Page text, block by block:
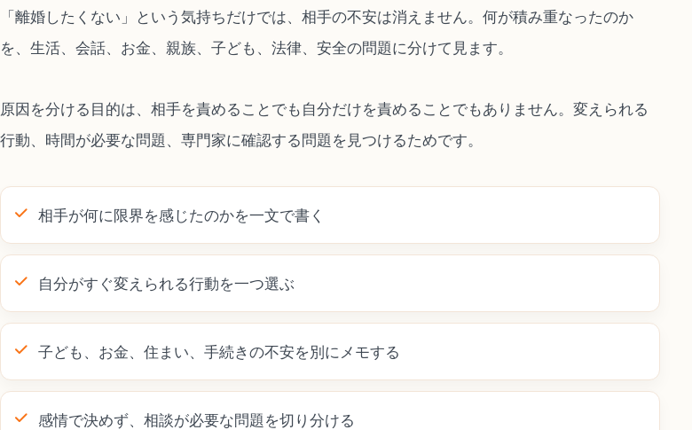
「離婚したくない」という気持ちだけでは、相手の不安は消えません。何が積み重なったのか
を、生活、会話、お金、親族、子ども、法律、安全の問題に分けて見ます。
原因を分ける目的は、相手を責めることでも自分だけを責めることでもありません。変えられる
行動、時間が必要な問題、専門家に確認する問題を見つけるためです。
相手が何に限界を感じたのかを一文で書く
自分がすぐ変えられる行動を一つ選ぶ
子ども、お金、住まい、手続きの不安を別にメモする
感情で決めず、相談が必要な問題を切り分ける